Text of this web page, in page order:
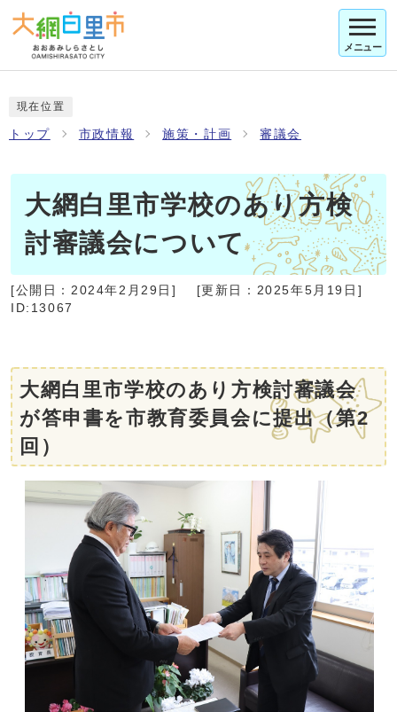
メニュー
現在位置
トップ 市政情報 施策・計画 審議会
大網白里市学校のあり方検
討審議会について
[公開日： 2024年2月29日 ] [更新日： 2025年5月19日 ]
ID:13067
大網白里市学校のあり方検討審議会
が答申書を市教育委員会に提出（第2
回）